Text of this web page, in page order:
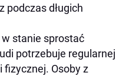
podczas długich
stanie sprostać
potrzebuje regularnej
Osoby z